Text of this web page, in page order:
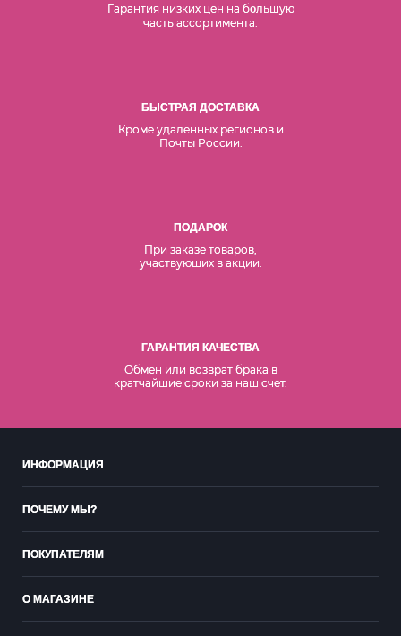
Гарантия низких цен на большую
часть ассортимента.
БЫСТРАЯ ДОСТАВКА
Кроме удаленных регионов и
Почты России.
ПОДАРОК
При заказе товаров,
участвующих в акции.
ГАРАНТИЯ КАЧЕСТВА
Обмен или возврат брака в
кратчайшие сроки за наш счет.
ИНФОРМАЦИЯ
ПОЧЕМУ МЫ?
ПОКУПАТЕЛЯМ
О МАГАЗИНЕ